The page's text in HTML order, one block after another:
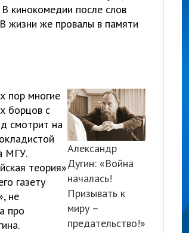
кинокомедии после слов
жизни же провалы в памяти
Александр
Дугин: «Война
началась!
Призывать к
миру –
предательство!»
пор многие
борцов с
смотрит на
МГУ.
теория»
газету
не
про